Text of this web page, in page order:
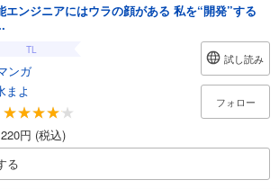
エンジニアにはウラの顔がある 私を“開発”する
TL
ンガ
まよ
円 (税込)
試し読み
フォロー
る